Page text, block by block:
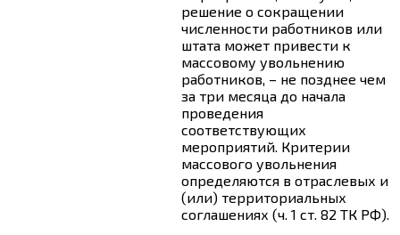
решение о сокращении
численности работников или
штата может привести к
массовому увольнению
работников, – не позднее чем
за три месяца до начала
проведения
соответствующих
мероприятий. Критерии
массового увольнения
определяются в отраслевых и
(или) территориальных
соглашениях (ч. 1 ст. 82 ТК РФ).